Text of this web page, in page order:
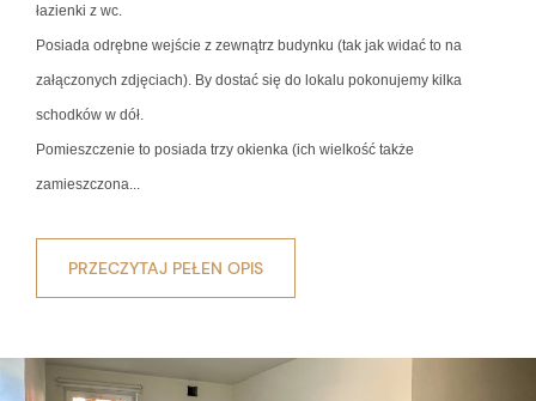
łazienki z wc.
Posiada odrębne wejście z zewnątrz budynku (tak jak widać to na
załączonych zdjęciach). By dostać się do lokalu pokonujemy kilka
schodków w dół.
Pomieszczenie to posiada trzy okienka (ich wielkość także
zamieszczona...
PRZECZYTAJ PEŁEN OPIS